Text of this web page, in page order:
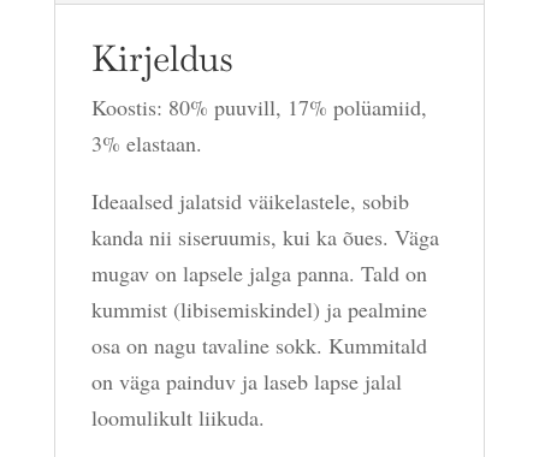
Kirjeldus
Koostis: 80% puuvill, 17% polüamiid,
3% elastaan.
Ideaalsed jalatsid väikelastele, sobib
kanda nii siseruumis, kui ka õues. Väga
mugav on lapsele jalga panna. Tald on
kummist (libisemiskindel) ja pealmine
osa on nagu tavaline sokk. Kummitald
on väga painduv ja laseb lapse jalal
loomulikult liikuda.